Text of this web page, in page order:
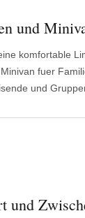
und
komfortable
fuer
und
und